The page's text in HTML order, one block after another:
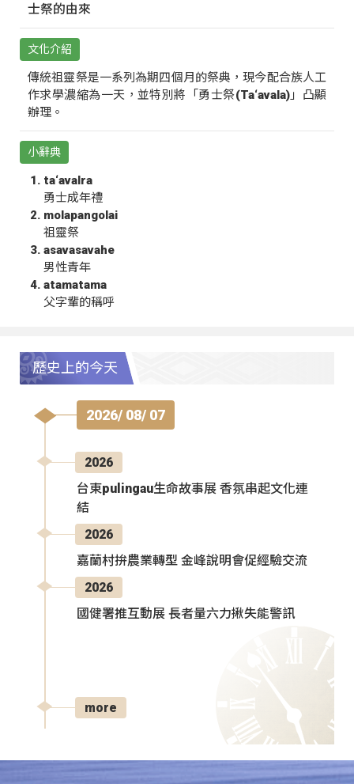
士祭的由來
文化介紹
傳統祖靈祭是一系列為期四個月的祭典，現今配合族人工
作求學濃縮為一天，並特別將「勇士祭(Ta‘avala)」凸顯
辦理。
小辭典
ta‘avalra
勇士成年禮
molapangolai
祖靈祭
asavasavahe
男性青年
atamatama
父字輩的稱呼
歷史上的今天
2026/ 08/ 07
2026
台東pulingau生命故事展 香氛串起文化連
結
2026
嘉蘭村拚農業轉型 金峰說明會促經驗交流
2026
國健署推互動展 長者量六力揪失能警訊
more